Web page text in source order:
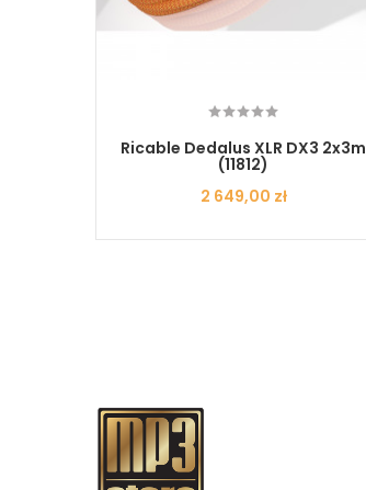
Ricable Dedalus XLR DX3 2x3m
(11812)
Cena
2 649,00 zł